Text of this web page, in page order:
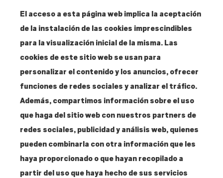
Dirección
Santa Isabel, 52
Contacto
T. 915 304 287
info@amigosmuseoreinasofia.org
El acceso a esta página web implica la aceptación
de la instalación de las cookies imprescindibles
para la visualización inicial de la misma. Las
cookies de este sitio web se usan para
personalizar el contenido y los anuncios, ofrecer
funciones de redes sociales y analizar el tráfico.
Además, compartimos información sobre el uso
que haga del sitio web con nuestros partners de
redes sociales, publicidad y análisis web, quienes
pueden combinarla con otra información que les
haya proporcionado o que hayan recopilado a
partir del uso que haya hecho de sus servicios